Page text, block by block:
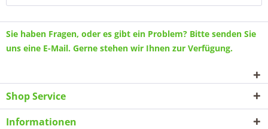
Sie haben Fragen, oder es gibt ein Problem? Bitte senden Sie
uns eine E-Mail. Gerne stehen wir Ihnen zur Verfügung.
Shop Service
Informationen